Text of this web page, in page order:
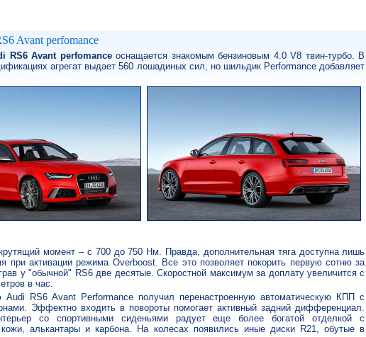
Avant perfomance
RS6 Avant perfomanceоснащается знакомым бензиновым 4.0 V8 твин-турбо. В
агрегат выдает 560 лошадиных сил, но шильдик Performance добавляет
момент – с 700 до 750 Нм. Правда, дополнительная тяга доступна лишь
при активации режима Overboost. Все это позволяет покорить первую сотню за
у "обычной" RS6 две десятые. Скоростной максимум за доплату увеличится с
в час.
Audi RS6 Avant Performance получил перенастроенную автоматическую КПП с
Эффектно входить в повороты помогает активный задний дифференциал.
со спортивными сиденьями радует еще более богатой отделкой с
кожи, алькантары и карбона. На колесах появились иные диски R21, обутые в